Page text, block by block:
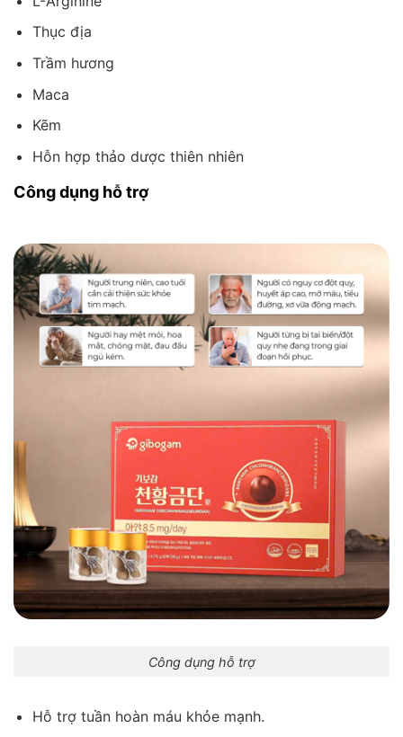
Thục địa
Trầm hương
Maca
Kẽm
Hỗn hợp thảo dược thiên nhiên
Công dụng hỗ trợ
Công dụng hỗ trợ
Hỗ trợ tuần hoàn máu khỏe mạnh.